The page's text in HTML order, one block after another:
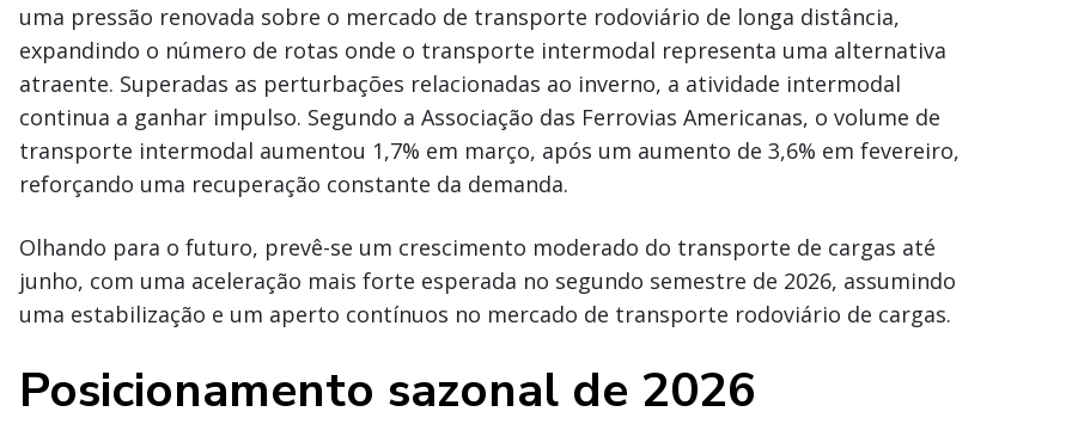
uma pressão renovada sobre o mercado de transporte rodoviário de longa distância,
expandindo o número de rotas onde o transporte intermodal representa uma alternativa
atraente. Superadas as perturbações relacionadas ao inverno, a atividade intermodal
continua a ganhar impulso. Segundo a Associação das Ferrovias Americanas, o volume de
transporte intermodal aumentou 1,7% em março, após um aumento de 3,6% em fevereiro,
reforçando uma recuperação constante da demanda.
Olhando para o futuro, prevê-se um crescimento moderado do transporte de cargas até
junho, com uma aceleração mais forte esperada no segundo semestre de 2026, assumindo
uma estabilização e um aperto contínuos no mercado de transporte rodoviário de cargas.
Posicionamento sazonal de 2026